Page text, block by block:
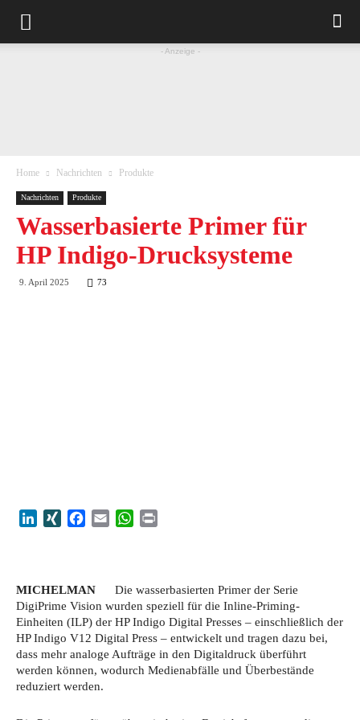
- Anzeige -
Home Nachrichten Produkte
Nachrichten Produkte
Wasserbasierte Primer für
HP Indigo-Drucksysteme
9. April 2025 73
LinkedIn
XING Facebook
Email WhatsApp
MICHELMAN Die wasserbasierten Primer der Serie
DigiPrime Vision wurden speziell für die Inline-Priming-
Einheiten (ILP) der HP Indigo Digital Presses – einschließlich der
HP Indigo V12 Digital Press – entwickelt und tragen dazu bei,
dass mehr analoge Aufträge in den Digitaldruck überführt
werden können, wodurch Medienabfälle und Überbestände
reduziert werden.